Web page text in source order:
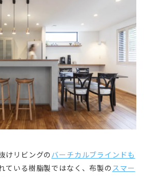
けリビングの バーチカルブラインドも
ている樹脂製ではなく、布製の スマー